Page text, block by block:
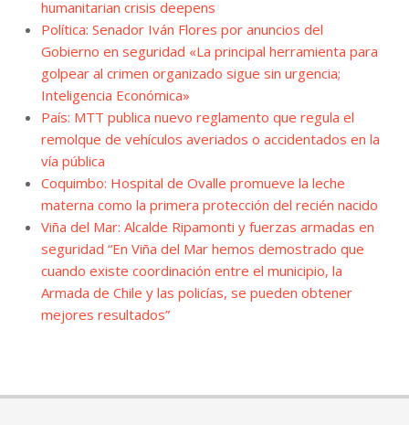
humanitarian crisis deepens
Política: Senador Iván Flores por anuncios del
Gobierno en seguridad «La principal herramienta para
golpear al crimen organizado sigue sin urgencia;
Inteligencia Económica»
País: MTT publica nuevo reglamento que regula el
remolque de vehículos averiados o accidentados en la
vía pública
Coquimbo: Hospital de Ovalle promueve la leche
materna como la primera protección del recién nacido
Viña del Mar: Alcalde Ripamonti y fuerzas armadas en
seguridad “En Viña del Mar hemos demostrado que
cuando existe coordinación entre el municipio, la
Armada de Chile y las policías, se pueden obtener
mejores resultados”